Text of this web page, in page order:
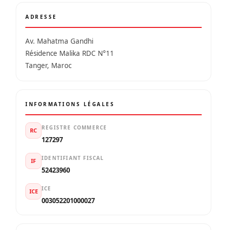
ADRESSE
Av. Mahatma Gandhi
Résidence Malika RDC N°11
Tanger, Maroc
INFORMATIONS LÉGALES
RC REGISTRE COMMERCE
127297
IF IDENTIFIANT FISCAL
52423960
ICE ICE
003052201000027